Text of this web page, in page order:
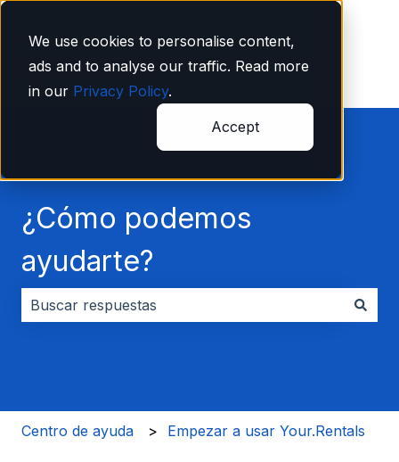
We use cookies to personalise content,
ads and to analyse our traffic. Read more
in our Privacy Policy.
Accept
¿Cómo podemos
ayudarte?
Centro de ayuda Empezar a usar Your.Rentals